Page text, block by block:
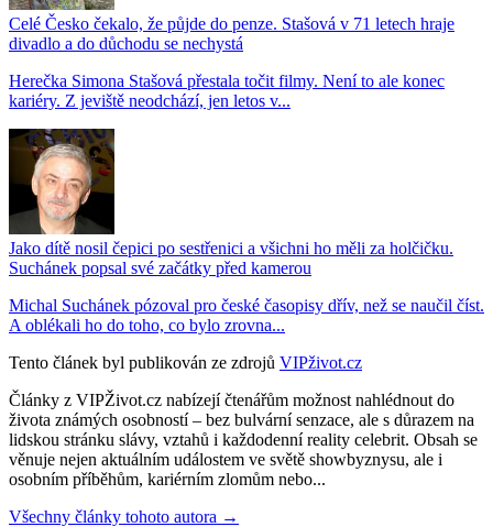
Celé Česko čekalo, že půjde do penze. Stašová v 71 letech hraje
divadlo a do důchodu se nechystá
Herečka Simona Stašová přestala točit filmy. Není to ale konec
kariéry. Z jeviště neodchází, jen letos v...
Jako dítě nosil čepici po sestřenici a všichni ho měli za holčičku.
Suchánek popsal své začátky před kamerou
Michal Suchánek pózoval pro české časopisy dřív, než se naučil číst.
A oblékali ho do toho, co bylo zrovna...
Tento článek byl publikován ze zdrojů VIPživot.cz
Články z VIPŽivot.cz nabízejí čtenářům možnost nahlédnout do
života známých osobností – bez bulvární senzace, ale s důrazem na
lidskou stránku slávy, vztahů i každodenní reality celebrit. Obsah se
věnuje nejen aktuálním událostem ve světě showbyznysu, ale i
osobním příběhům, kariérním zlomům nebo...
Všechny články tohoto autora →